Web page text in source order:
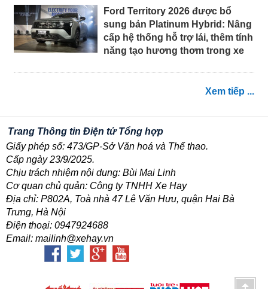
Ford Territory 2026 được bổ
sung bản Platinum Hybrid: Nâng
cấp hệ thống hỗ trợ lái, thêm tính
năng tạo hương thơm trong xe
Xem tiếp ...
Trang Thông tin Điện tử Tổng hợp
Giấy phép số: 473/GP-Sở Văn hoá và Thể thao.
Cấp ngày 23/9/2025.
Chịu trách nhiệm nội dung: Bùi Mai Linh
Cơ quan chủ quản: Công ty TNHH Xe Hay
Địa chỉ: P802A, Toà nhà 47 Lê Văn Hưu, quận Hai Bà
Trưng, Hà Nội
Điện thoại: 0947924688
Email: mailinh@xehay.vn